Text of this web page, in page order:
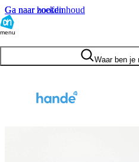
Ga naar hoofdinhoud
Ga naar zoeken
menu
Waar ben je